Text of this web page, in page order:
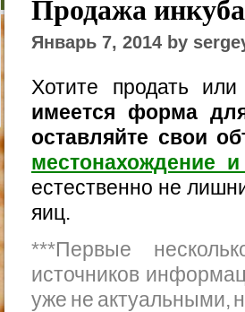
Продажа
Январь 7, 2014 by
Хотите продать
имеется форма
оставляйте свои
местонахождение
естественно не
яиц.
***Первые
источников
уже не актуальными,